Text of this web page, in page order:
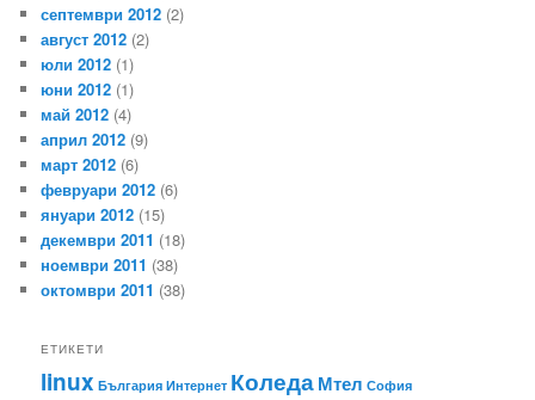
септември 2012 (2)
август 2012 (2)
юли 2012 (1)
юни 2012 (1)
май 2012 (4)
април 2012 (9)
март 2012 (6)
февруари 2012 (6)
януари 2012 (15)
декември 2011 (18)
ноември 2011 (38)
октомври 2011 (38)
ЕТИКЕТИ
linux България Интернет КоледаМтел София